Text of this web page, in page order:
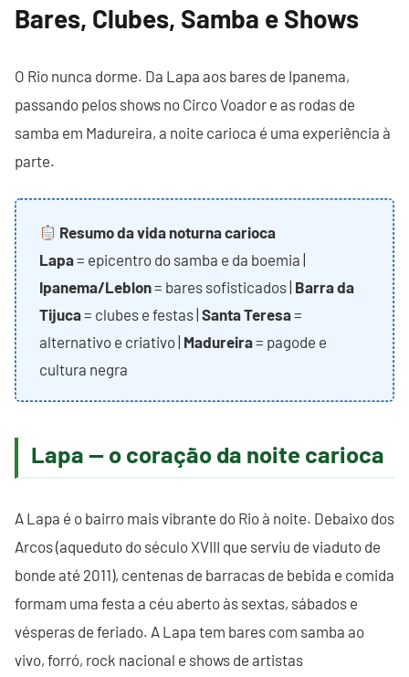
Bares, Clubes, Samba e Shows
O Rio nunca dorme. Da Lapa aos bares de Ipanema,
passando pelos shows no Circo Voador e as rodas de
samba em Madureira, a noite carioca é uma experiência à
parte.
Resumo da vida noturna carioca
Lapa= epicentro do samba e da boemia |
Ipanema/Leblon= bares sofisticados | Barra da
Tijuca= clubes e festas | Santa Teresa=
alternativo e criativo | Madureira= pagode e
cultura negra
Lapa — o coração da noite carioca
A Lapa é o bairro mais vibrante do Rio à noite. Debaixo dos
Arcos (aqueduto do século XVIII que serviu de viaduto de
bonde até 2011), centenas de barracas de bebida e comida
formam uma festa a céu aberto às sextas, sábados e
vésperas de feriado. A Lapa tem bares com samba ao
vivo, forró, rock nacional e shows de artistas